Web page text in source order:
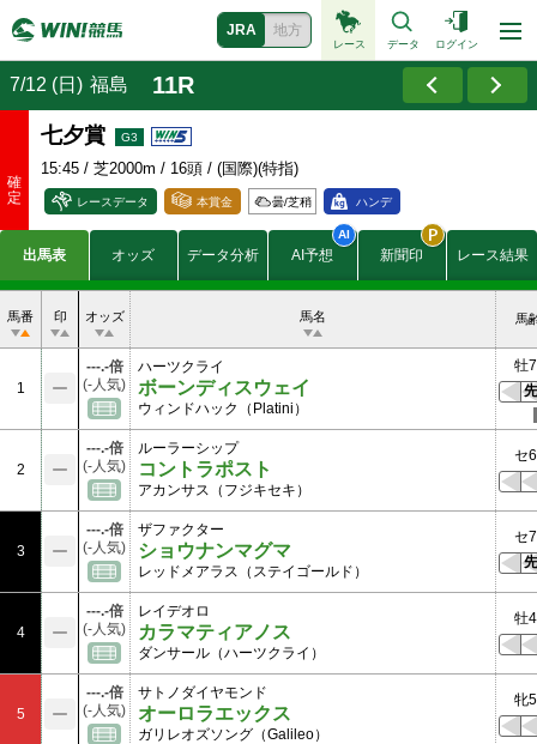
JRA 地方
レース データ ログイン
7/12 (日) 福島 11R
七夕賞
15:45 / 芝2000m / 16頭 / (国際)(特指)
レースデータ 本賞金
(万円)
4300
1700
1100
付加賞金
(万円)
曇/芝稍 ハンデ
出馬表 オッズ データ分析 AI予想 新聞印 レース結果
馬番 印 オッズ 馬名 馬
1
---.-倍
(-人気)
ハーツクライ
ボーンディスウェイ
ウィンドハック（Platini）
牡
先
2
---.-倍
(-人気)
ルーラーシップ
コントラポスト
アカンサス（フジキセキ）
セ
3
---.-倍
(-人気)
ザファクター
ショウナンマグマ
レッドメアラス（ステイゴールド）
セ
先
4
---.-倍
(-人気)
レイデオロ
カラマティアノス
ダンサール（ハーツクライ）
牡
5
---.-倍
(-人気)
サトノダイヤモンド
オーロラエックス
ガリレオズソング（Galileo）
牝